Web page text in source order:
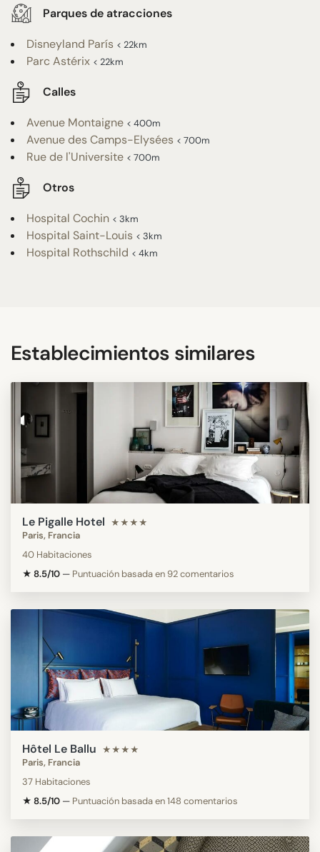
Parques de atracciones
Disneyland París < 22km
Parc Astérix < 22km
Calles
Avenue Montaigne < 400m
Avenue des Camps-Elysées < 700m
Rue de l'Universite < 700m
Otros
Hospital Cochin < 3km
Hospital Saint-Louis < 3km
Hospital Rothschild < 4km
Establecimientos similares
Le Pigalle Hotel ★★★★
Paris, Francia
40 Habitaciones
★ 8.5/10 — Puntuación basada en 92 comentarios
Hôtel Le Ballu ★★★★
Paris, Francia
37 Habitaciones
★ 8.5/10 — Puntuación basada en 148 comentarios